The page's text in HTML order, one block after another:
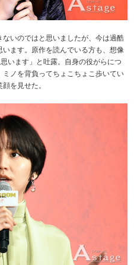
いのではと思いましたが、今は過酷
ます。原作を読んでいる方も、想像
います」と吐露。自身の役がらにつ
ノを背負ってちょこちょこ歩いてい
を見せた。